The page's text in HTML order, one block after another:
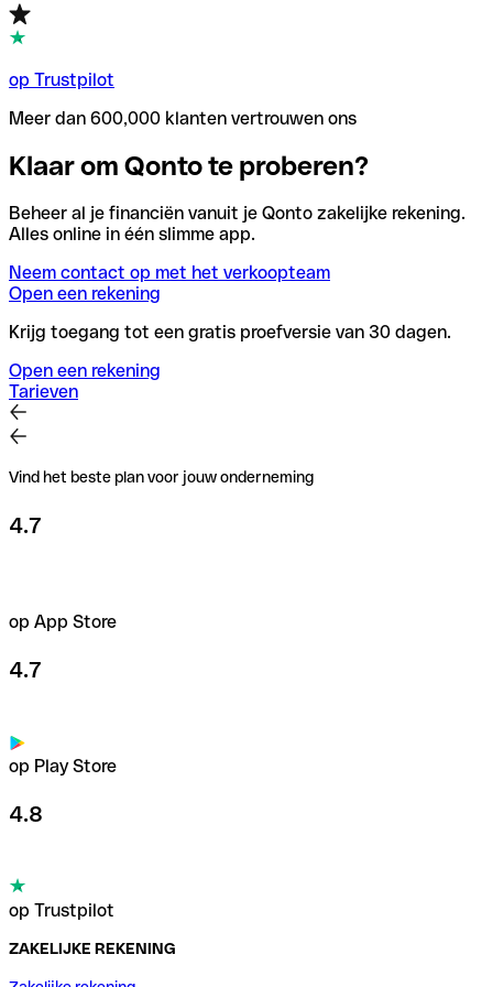
op Trustpilot
Meer dan 600,000 klanten vertrouwen ons
Klaar om Qonto te proberen?
Beheer al je financiën vanuit je Qonto zakelijke rekening.
Alles online in één slimme app.
Neem contact op met het verkoopteam
Open een rekening
Krijg toegang tot een gratis proefversie van 30 dagen.
Open een rekening
Tarieven
Vind het beste plan voor jouw onderneming
4.7
op App Store
4.7
op Play Store
4.8
op Trustpilot
ZAKELIJKE REKENING